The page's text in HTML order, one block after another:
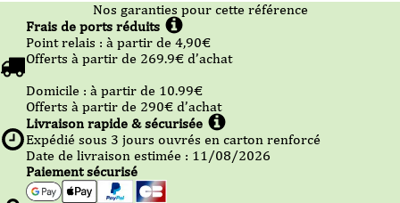
Nos garanties pour cette référence
Frais de ports réduits
Point relais : à partir de 4,90€
Offerts à partir de 269.9€ d’achat
Domicile : à partir de 10.99€
Offerts à partir de 290€ d’achat
Livraison rapide & sécurisée
Expédié sous 3 jours ouvrés en carton renforcé
Date de livraison estimée : 11/08/2026
Paiement sécurisé